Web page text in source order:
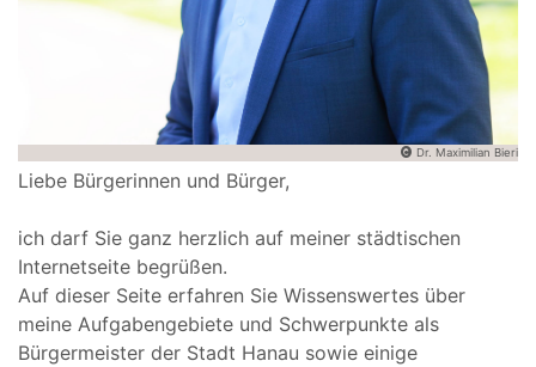
Dr. Maximilian Bieri
Liebe Bürgerinnen und Bürger,
ich darf Sie ganz herzlich auf meiner städtischen
Internetseite begrüßen.
Auf dieser Seite erfahren Sie Wissenswertes über
meine Aufgabengebiete und Schwerpunkte als
Bürgermeister der Stadt Hanau sowie einige